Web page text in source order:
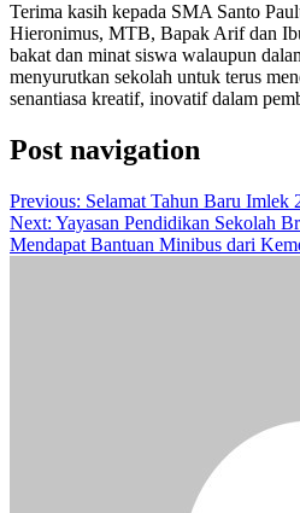
Terima kasih kepada SMA Santo
Hieronimus, MTB, Bapak Arif dan
bakat dan minat siswa walaupun
menyurutkan sekolah untuk terus
senantiasa kreatif, inovatif dalam
Post navigation
Previous: Selamat Tahun Baru Imlek
Next: Yayasan Pendidikan Sekolah
Mendapat Bantuan Minibus dari